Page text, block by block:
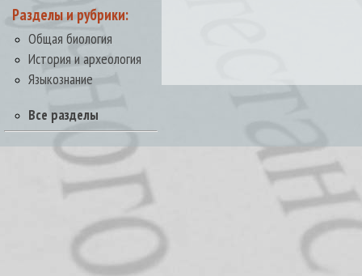
Разделы и рубрики:
Общая биология
История и археология
Языкознание
Все разделы